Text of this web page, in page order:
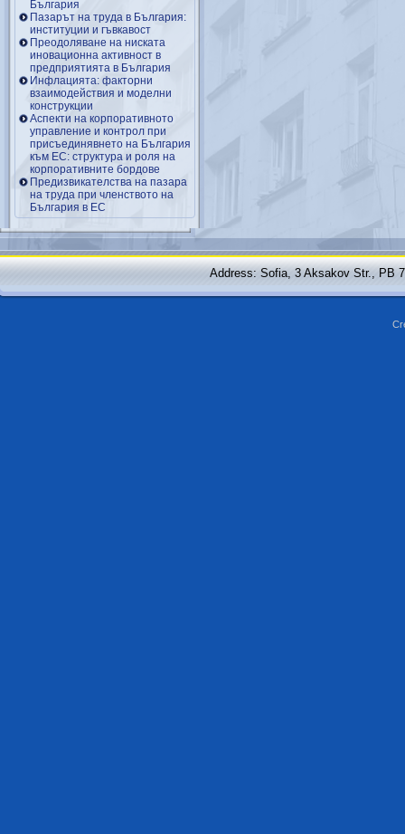
България
Пазарът на труда в България:
институции и гъвкавост
Преодоляване на ниската
иновационна активност в
предприятията в България
Инфлацията: факторни
взаимодействия и моделни
конструкции
Аспекти на корпоративното
управление и контрол при
присъединявнето на България
към ЕС: структура и роля на
корпоративните бордове
Предизвикателства на пазара
на труда при членството на
България в ЕС
Address: Sofia, 3 Aksakov Str., PB